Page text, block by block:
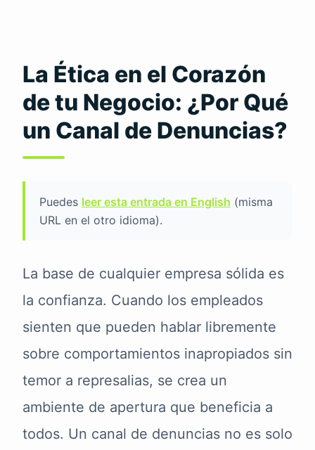
La Ética en el Corazón
de tu Negocio: ¿Por Qué
un Canal de Denuncias?
Puedes leer esta entrada en English (misma
URL en el otro idioma).
La base de cualquier empresa sólida es
la confianza. Cuando los empleados
sienten que pueden hablar libremente
sobre comportamientos inapropiados sin
temor a represalias, se crea un
ambiente de apertura que beneficia a
todos. Un canal de denuncias no es solo